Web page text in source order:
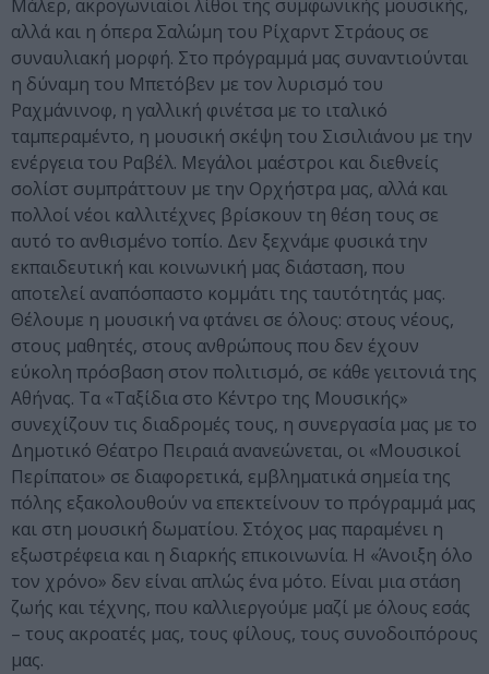
Μάλερ, ακρογωνιαίοι λίθοι της συμφωνικής μουσικής,
αλλά και η όπερα Σαλώμη του Ρίχαρντ Στράους σε
συναυλιακή μορφή. Στο πρόγραμμά μας συναντιούνται
η δύναμη του Μπετόβεν με τον λυρισμό του
Ραχμάνινοφ, η γαλλική φινέτσα με το ιταλικό
ταμπεραμέντο, η μουσική σκέψη του Σισιλιάνου με την
ενέργεια του Ραβέλ. Μεγάλοι μαέστροι και διεθνείς
σολίστ συμπράττουν με την Ορχήστρα μας, αλλά και
πολλοί νέοι καλλιτέχνες βρίσκουν τη θέση τους σε
αυτό το ανθισμένο τοπίο. Δεν ξεχνάμε φυσικά την
εκπαιδευτική και κοινωνική μας διάσταση, που
αποτελεί αναπόσπαστο κομμάτι της ταυτότητάς μας.
Θέλουμε η μουσική να φτάνει σε όλους: στους νέους,
στους μαθητές, στους ανθρώπους που δεν έχουν
εύκολη πρόσβαση στον πολιτισμό, σε κάθε γειτονιά της
Αθήνας. Τα «Ταξίδια στο Κέντρο της Μουσικής»
συνεχίζουν τις διαδρομές τους, η συνεργασία μας με το
Δημοτικό Θέατρο Πειραιά ανανεώνεται, οι «Μουσικοί
Περίπατοι» σε διαφορετικά, εμβληματικά σημεία της
πόλης εξακολουθούν να επεκτείνουν το πρόγραμμά μας
και στη μουσική δωματίου. Στόχος μας παραμένει η
εξωστρέφεια και η διαρκής επικοινωνία. Η «Άνοιξη όλο
τον χρόνο» δεν είναι απλώς ένα μότο. Είναι μια στάση
ζωής και τέχνης, που καλλιεργούμε μαζί με όλους εσάς
– τους ακροατές μας, τους φίλους, τους συνοδοιπόρους
μας.